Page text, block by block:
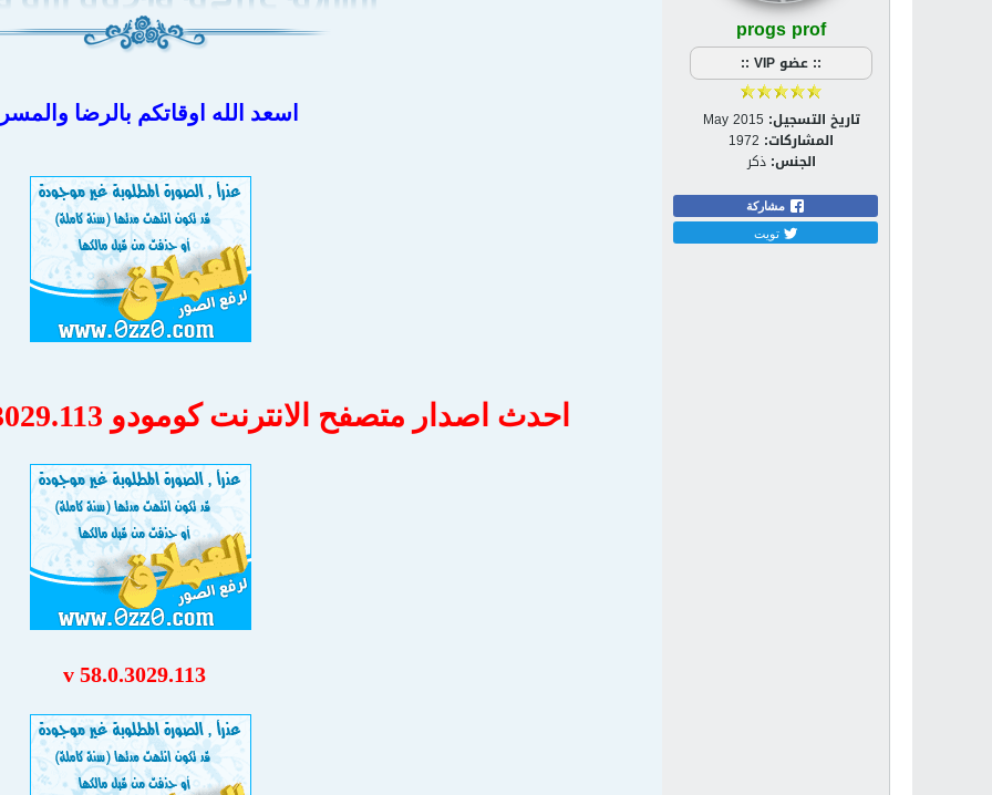
progs prof
:: عضو VIP ::
تاريخ التسجيل: May 2015
المشاركات: 1972
الجنس: ذكر
مشاركة
تويت
اسعد الله اوقاتكم بالرضا
احدث اصدار متصفح الانترنت كومودو Comodo Dragon 58.0.3029.113
v 58.0.3029.113